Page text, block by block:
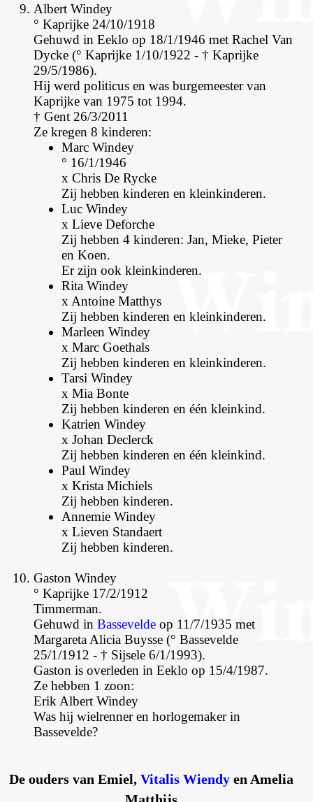
Albert Windey
° Kaprijke 24/10/1918
Gehuwd in Eeklo op 18/1/1946 met Rachel Van
Dycke (° Kaprijke 1/10/1922 - † Kaprijke
29/5/1986).
Hij werd politicus en was burgemeester van
Kaprijke van 1975 tot 1994.
† Gent 26/3/2011
Ze kregen 8 kinderen:
Marc Windey
° 16/1/1946
x Chris De Rycke
Zij hebben kinderen en kleinkinderen.
Luc Windey
x Lieve Deforche
Zij hebben 4 kinderen: Jan, Mieke, Pieter
en Koen.
Er zijn ook kleinkinderen.
Rita Windey
x Antoine Matthys
Zij hebben kinderen en kleinkinderen.
Marleen Windey
x Marc Goethals
Zij hebben kinderen en kleinkinderen.
Tarsi Windey
x Mia Bonte
Zij hebben kinderen en één kleinkind.
Katrien Windey
x Johan Declerck
Zij hebben kinderen en één kleinkind.
Paul Windey
x Krista Michiels
Zij hebben kinderen.
Annemie Windey
x Lieven Standaert
Zij hebben kinderen.
Gaston Windey
° Kaprijke 17/2/1912
Timmerman.
Gehuwd in Bassevelde op 11/7/1935 met
Margareta Alicia Buysse (° Bassevelde
25/1/1912 - † Sijsele 6/1/1993).
Gaston is overleden in Eeklo op 15/4/1987.
Ze hebben 1 zoon:
Erik Albert Windey
Was hij wielrenner en horlogemaker in
Bassevelde?
De ouders van Emiel,Vitalis Wiendy en Amelia